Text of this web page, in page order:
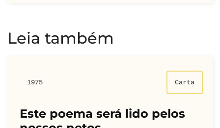
Leia também
1975 Carta
Este poema será lido pelos